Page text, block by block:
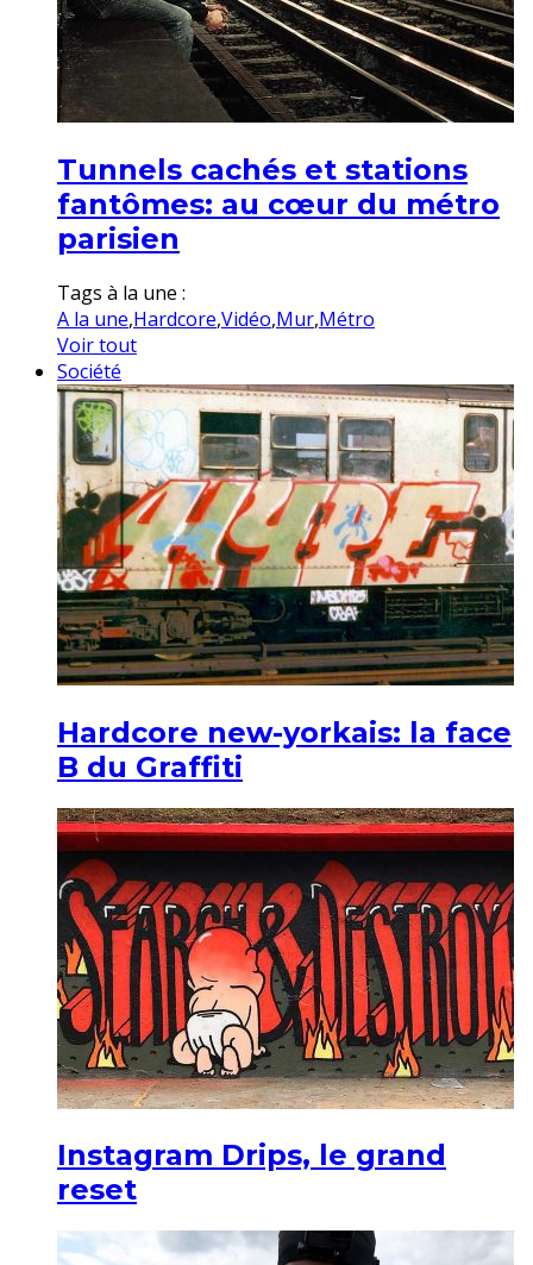
Tunnels cachés et stations
fantômes: au cœur du métro
parisien
Tags à la une :
A la une,Hardcore,Vidéo,Mur,Métro
Voir tout
Société
Hardcore new-yorkais: la face
B du Graffiti
Instagram Drips, le grand
reset